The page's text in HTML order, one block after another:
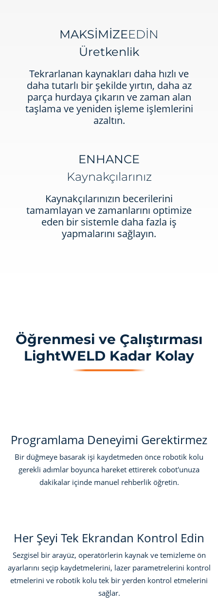
MAKSİMİZEEDİN
Üretkenlik
Tekrarlanan kaynakları daha hızlı ve
daha tutarlı bir şekilde yırtın, daha az
parça hurdaya çıkarın ve zaman alan
taşlama ve yeniden işleme işlemlerini
azaltın.
ENHANCE
Kaynakçılarınız
Kaynakçılarınızın becerilerini
tamamlayan ve zamanlarını optimize
eden bir sistemle daha fazla iş
yapmalarını sağlayın.
Öğrenmesi ve Çalıştırması
LightWELD Kadar Kolay
Programlama Deneyimi Gerektirmez
Bir düğmeye basarak işi kaydetmeden önce robotik kolu
gerekli adımlar boyunca hareket ettirerek cobot'unuza
dakikalar içinde manuel rehberlik öğretin.
Her Şeyi Tek Ekrandan Kontrol Edin
Sezgisel bir arayüz, operatörlerin kaynak ve temizleme ön
ayarlarını seçip kaydetmelerini, lazer parametrelerini kontrol
etmelerini ve robotik kolu tek bir yerden kontrol etmelerini
sağlar.